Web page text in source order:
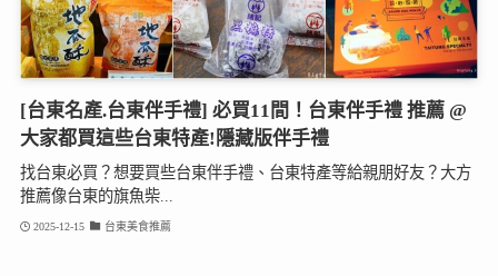
[台東名產.台東伴手禮] 必買11間！台東伴手禮 推薦 @
大家都買這些台東特產!隱藏版伴手禮
找台東必買？想要買些台東伴手禮、台東特產等給親朋好友？大方
推薦像台東的旗魚柴...
2025-12-15 台東美食推薦